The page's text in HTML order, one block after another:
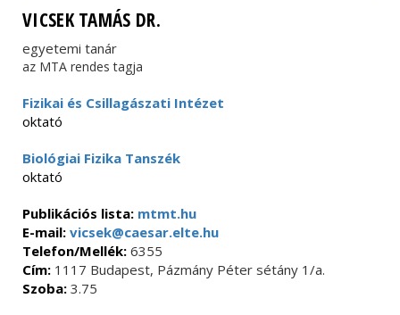
VICSEK TAMÁS DR.
egyetemi tanár
az MTA rendes tagja
Fizikai és Csillagászati Intézet
oktató
Biológiai Fizika Tanszék
oktató
Publikációs lista: mtmt.hu
E-mail: vicsek@caesar.elte.hu
Telefon/Mellék: 6355
Cím: 1117 Budapest, Pázmány Péter sétány 1/a.
Szoba: 3.75